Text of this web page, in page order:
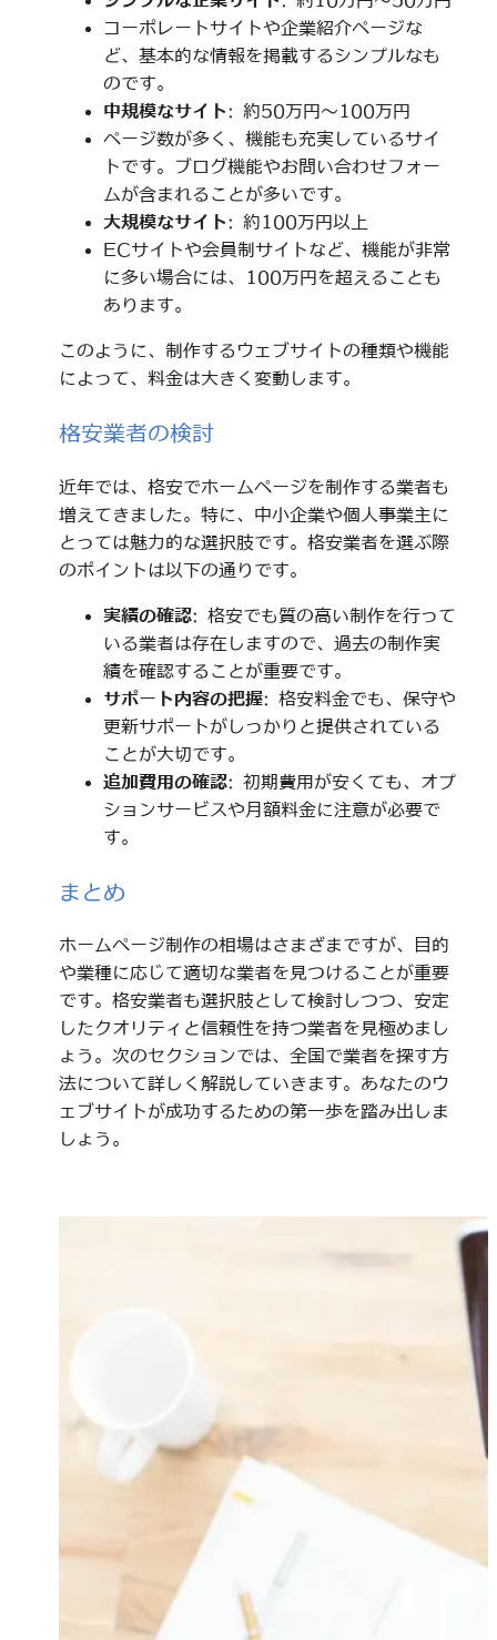
コーポレートサイトや企業紹介ページな
ど、基本的な情報を掲載するシンプルなも
のです。
中規模なサイト: 約50万円～100万円
ページ数が多く、機能も充実しているサイ
トです。ブログ機能やお問い合わせフォー
ムが含まれることが多いです。
大規模なサイト: 約100万円以上
ECサイトや会員制サイトなど、機能が非常
に多い場合には、100万円を超えることも
あります。
このように、制作するウェブサイトの種類や機能
によって、料金は大きく変動します。
格安業者の検討
近年では、格安でホームページを制作する業者も
増えてきました。特に、中小企業や個人事業主に
とっては魅力的な選択肢です。格安業者を選ぶ際
のポイントは以下の通りです。
実績の確認: 格安でも質の高い制作を行って
いる業者は存在しますので、過去の制作実
績を確認することが重要です。
サポート内容の把握: 格安料金でも、保守や
更新サポートがしっかりと提供されている
ことが大切です。
追加費用の確認: 初期費用が安くても、オプ
ションサービスや月額料金に注意が必要で
す。
まとめ
ホームページ制作の相場はさまざまですが、目的
や業種に応じて適切な業者を見つけることが重要
です。格安業者も選択肢として検討しつつ、安定
したクオリティと信頼性を持つ業者を見極めまし
ょう。次のセクションでは、全国で業者を探す方
法について詳しく解説していきます。あなたのウ
ェブサイトが成功するための第一歩を踏み出しま
しょう。